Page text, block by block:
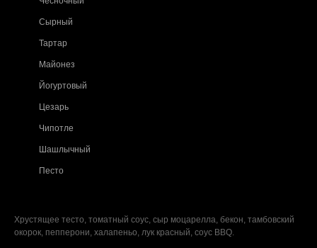
Сырный
Тартар
Майонез
Йогуртовый
Цезарь
Чипотле
Шашлычный
Песто
Хрустящее тесто, томатный соус, сыр моцарелла, бекон, тамбовский
окорок, пепперони, халапеньо, лук красный, соус BBQ.